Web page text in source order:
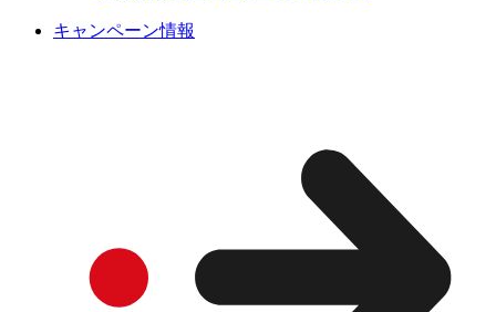
キャンペーン情報